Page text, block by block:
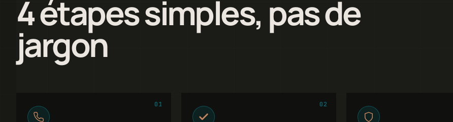
4 étapes simples, pas de
jargon
01 02